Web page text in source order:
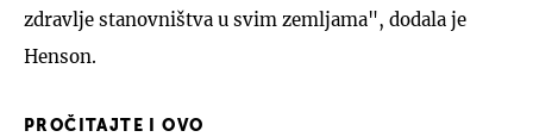
zdravlje stanovništva u svim zemljama", dodala je
Henson.
PROČITAJTE I OVO